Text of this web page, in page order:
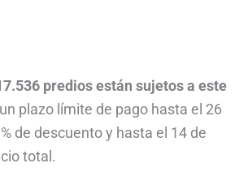
predios están sujetos a este
plazo límite de pago hasta el 26
de descuento y hasta el 14 de
total.